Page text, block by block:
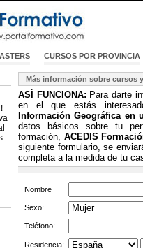
CURSOS POR PROVINCIA
Más información sobre cursos
ASÍ FUNCIONA: Para darte
en el que estás
Información Geográfica en
datos básicos sobre tu
formación, ACEDIS
siguiente formulario, se
completa a la medida de tu
Nombre
Sexo:
Teléfono:
Residencia: